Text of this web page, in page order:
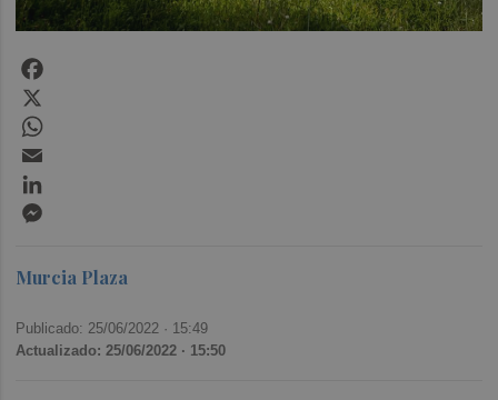
Murcia Plaza
Publicado: 25/06/2022 · 15:49
Actualizado: 25/06/2022 · 15:50